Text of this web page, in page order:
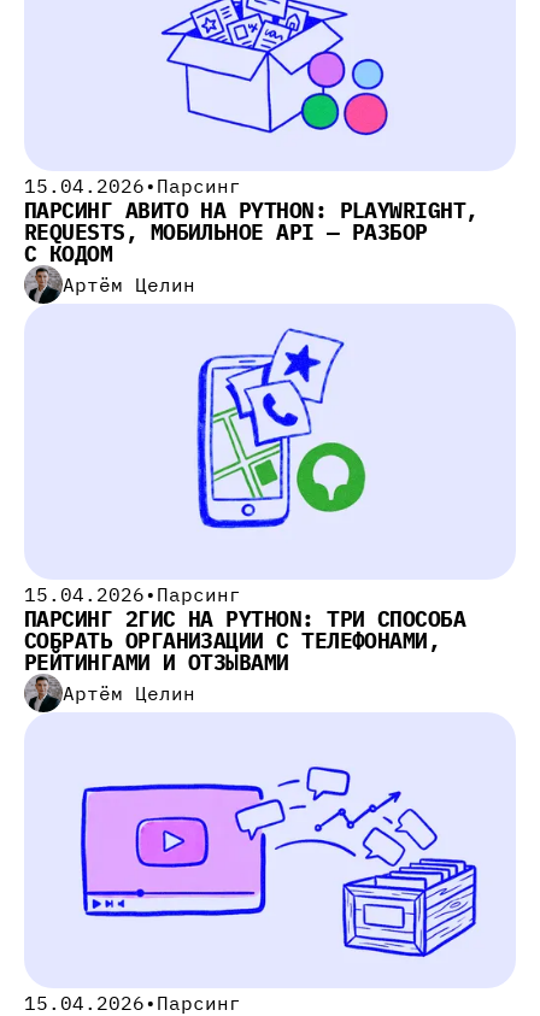
15.04.2026• Парсинг
ПАРСИНГ АВИТО НА PYTHON: PLAYWRIGHT,
REQUESTS, МОБИЛЬНОЕ API — РАЗБОР
С КОДОМ
Артём Целин
15.04.2026• Парсинг
ПАРСИНГ 2ГИС НА PYTHON: ТРИ СПОСОБА
СОБРАТЬ ОРГАНИЗАЦИИ С ТЕЛЕФОНАМИ,
РЕЙТИНГАМИ И ОТЗЫВАМИ
Артём Целин
15.04.2026• Парсинг